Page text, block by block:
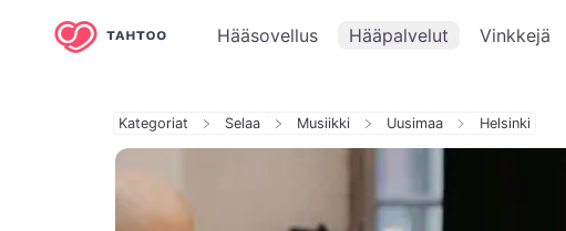
Hääsovellus Hääpalvelut Vinkkejä
Kategoriat Selaa Musiikki Uusimaa Helsinki